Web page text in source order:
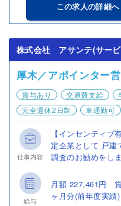
この求人の詳細へ
株式会社 アサンテ(サー
厚木／アポインター
賞与あり
交通費支給
完全週休2日制
車通勤可
仕事内容
【インセンティブ
定企業として 戸建
調査のお勧めをし
給与
月額 227,461円
ヶ月分(前年度実績)